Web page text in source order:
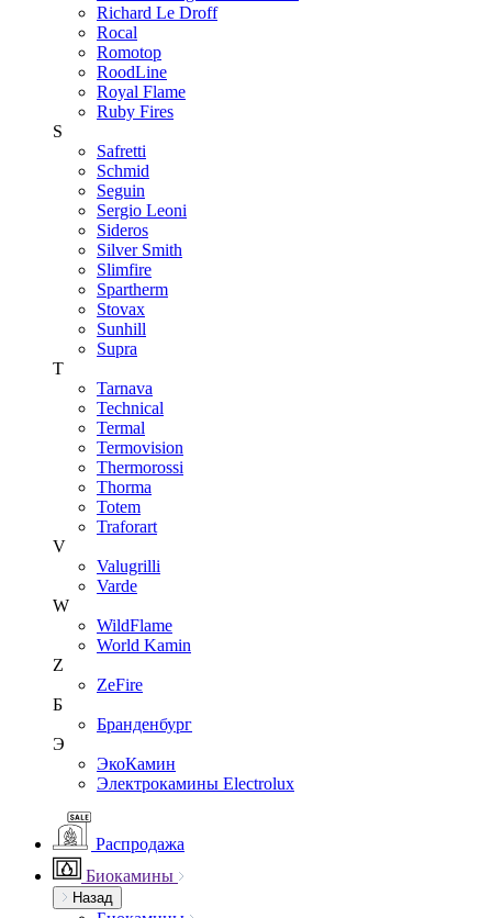
Richard Le Droff
Rocal
Romotop
RoodLine
Royal Flame
Ruby Fires
S
Safretti
Schmid
Seguin
Sergio Leoni
Sideros
Silver Smith
Slimfire
Spartherm
Stovax
Sunhill
Supra
T
Tarnava
Technical
Termal
Termovision
Thermorossi
Thorma
Totem
Traforart
V
Valugrilli
Varde
W
WildFlame
World Kamin
Z
ZeFire
Б
Бранденбург
Э
ЭкоКамин
Электрокамины Electrolux
Распродажа
Биокамины
Назад